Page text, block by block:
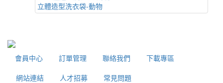
立體造型洗衣袋-動物
會員中心 訂單管理 聯絡我們
下載專區
網站連結
人才招募 常見問題